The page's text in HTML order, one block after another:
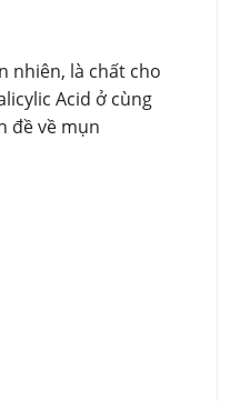
nhiên, là chất cho
Acid ở cùng
đề về mụn